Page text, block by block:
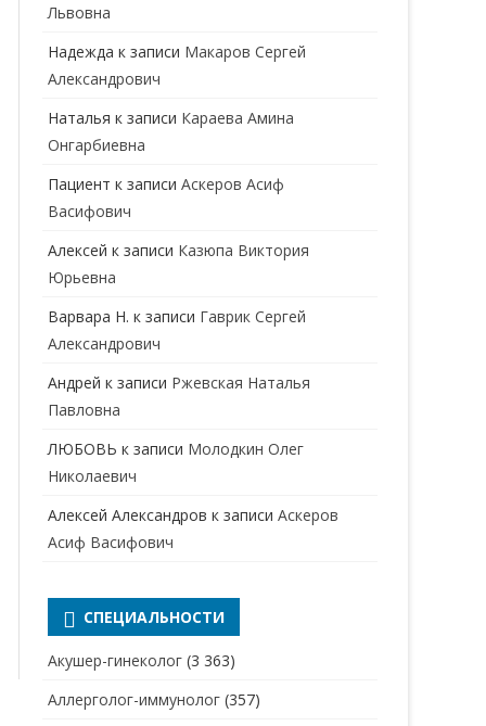
ДЕТСКИЙ ХИРУРГ
ПЕРИНАТАЛЬНЫЙ ПСИХОЛОГ
КАРДИОЛОГ
КОСМЕТОЛОГ
МАССАЖИСТ
НАРКОЛОГ
НЕВРОПАТОЛОГ
НЕФРОЛОГ
ОТОЛАРИНГОЛОГ
ОФТАЛЬМОЛОГ
ПРОКТОЛОГ
РЕВМАТОЛОГ
РЕНТГЕНОЛОГ
СТОМАТОЛОГ
Львовна
Надежда к записи Макаров Сергей
Александрович
Наталья к записи Караева Амина
Онгарбиевна
Пациент к записиАскеров Асиф
Васифович
Алексей к записи Казюпа Виктория
Юрьевна
Варвара Н. к записи Гаврик Сергей
Александрович
Андрей к записи Ржевская Наталья
Павловна
ЛЮБОВЬ к записи Молодкин Олег
Николаевич
Алексей Александров к записиАскеров
Асиф Васифович
СПЕЦИАЛЬНОСТИ
Акушер-гинеколог (3 363)
Аллерголог-иммунолог (357)